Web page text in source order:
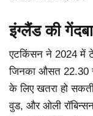
इंग्लैंड की
एटकिंसन ने 2024 में
जिनका औसत 22.30
के लिए खतरा हो
वुड, और ओली